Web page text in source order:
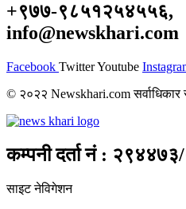
+९७७-९८५१२५४५५६,
info@newskhari.com
Facebook TwitterYoutube
© २०२२ Newskhari.com सर्वाधिकार
कम्पनी दर्ता नं :
साइट नेविगेशन